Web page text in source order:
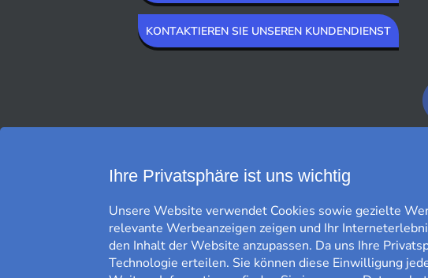
KONTAKTIEREN SIE UNSEREN KUNDENDIENST
Ihre Privatsphäre ist uns wichtig
Unsere Website verwendet Cookies sowie gezielte
relevante Werbeanzeigen zeigen und Ihr
den Inhalt der Website anzupassen. Da uns Ihre
Technologie erteilen. Sie können diese Einwilligung